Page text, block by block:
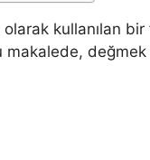
kullanılan bir
makalede,